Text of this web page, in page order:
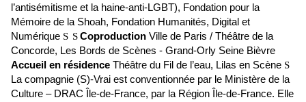
l’antisémitisme et la haine-anti-LGBT), Fondation pour la
Mémoire de la Shoah, Fondation Humanités, Digital et
Numérique S SCoproduction Ville de Paris / Théâtre de la
Concorde, Les Bords de Scènes - Grand-Orly Seine Bièvre
Accueil en résidence Théâtre du Fil de l’eau, Lilas en Scène S
La compagnie (S)-Vrai est conventionnée par le Ministère de la
Culture – DRAC Île-de-France, par la Région Île-de-France. Elle